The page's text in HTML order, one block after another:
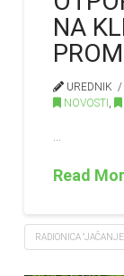
NA
UREDNIK
NOVOSTI
…
Read
RADIONICA